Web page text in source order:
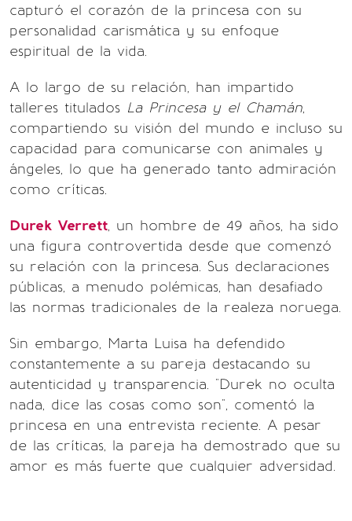
capturó el corazón de la princesa con su
personalidad carismática y su enfoque
espiritual de la vida.
A lo largo de su relación, han impartido
talleres titulados La Princesa y el Chamán,
compartiendo su visión del mundo e incluso su
capacidad para comunicarse con animales y
ángeles, lo que ha generado tanto admiración
como críticas.
Durek Verrett, un hombre de 49 años, ha sido
una figura controvertida desde que comenzó
su relación con la princesa. Sus declaraciones
públicas, a menudo polémicas, han desafiado
las normas tradicionales de la realeza noruega.
Sin embargo, Marta Luisa ha defendido
constantemente a su pareja destacando su
autenticidad y transparencia. "Durek no oculta
nada, dice las cosas como son", comentó la
princesa en una entrevista reciente. A pesar
de las críticas, la pareja ha demostrado que su
amor es más fuerte que cualquier adversidad.